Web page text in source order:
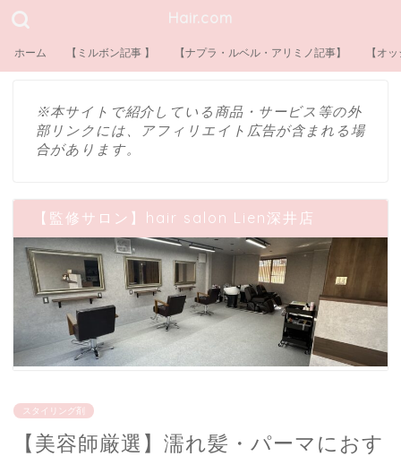
Hair.com
ホーム 【ミルボン記事 】 【ナプラ・ルベル・アリミノ記事】 【オ
※本サイトで紹介している商品・サービス等の外
部リンクには、アフィリエイト広告が含まれる場
合があります。
【監修サロン】hair salon Lien深井店
スタイリング剤
【美容師厳選】濡れ髪・パーマにおす